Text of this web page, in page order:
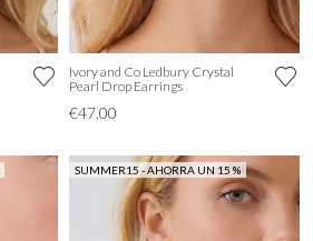
Ivory and Co Ledbury Crystal
Pearl Drop Earrings
€47.00
SUMMER15 - AHORRA UN 15 %